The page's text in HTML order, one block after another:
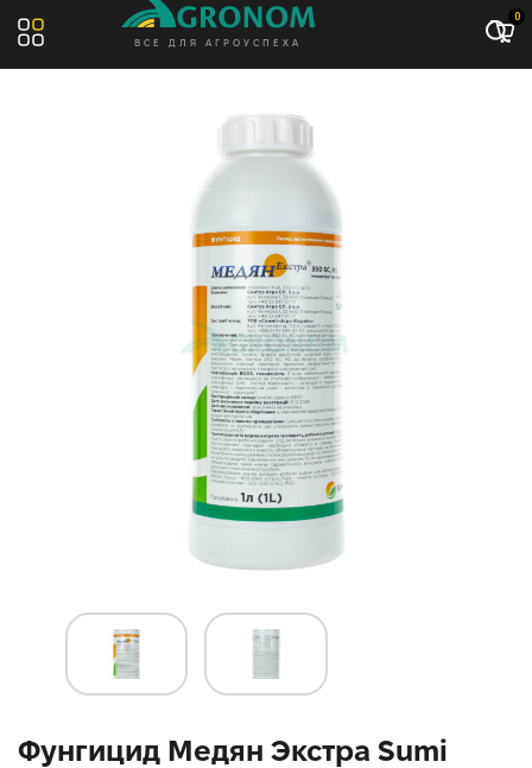
ВСЕ ДЛЯ АГРОУСПЕХА
0
Фунгицид Медян Экстра Sumi